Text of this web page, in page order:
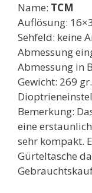
Name: TCM
Auflösung:
Sehfeld: keine
Abmessung
Abmessung in
Gewicht: 269 gr.
Bemerkung:
eine
sehr kompakt.
Gürteltasche